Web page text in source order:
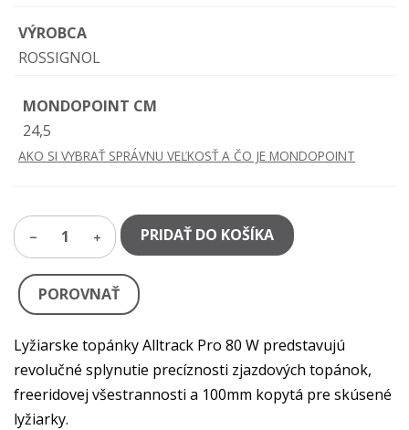
VÝROBCA
ROSSIGNOL
MONDOPOINT CM
24,5
AKO SI VYBRAŤ SPRÁVNU VEĽKOSŤ A ČO JE MONDOPOINT
1 PRIDAŤ DO KOŠÍKA
POROVNAŤ
Lyžiarske topánky Alltrack Pro 80 W predstavujú
revolučné splynutie precíznosti zjazdových topánok,
freeridovej všestrannosti a 100mm kopytá pre skúsené
lyžiarky.